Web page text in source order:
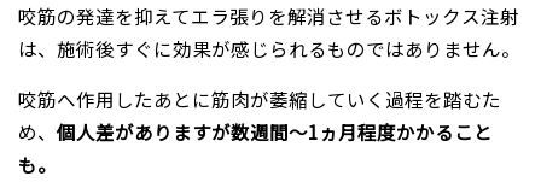
咬筋の発達を抑えてエラ張りを解消させるボトックス注射
は、施術後すぐに効果が感じられるものではありません。
咬筋へ作用したあとに筋肉が萎縮していく過程を踏むた
め、 個人差がありますが数週間～1ヵ月程度かかること
も。